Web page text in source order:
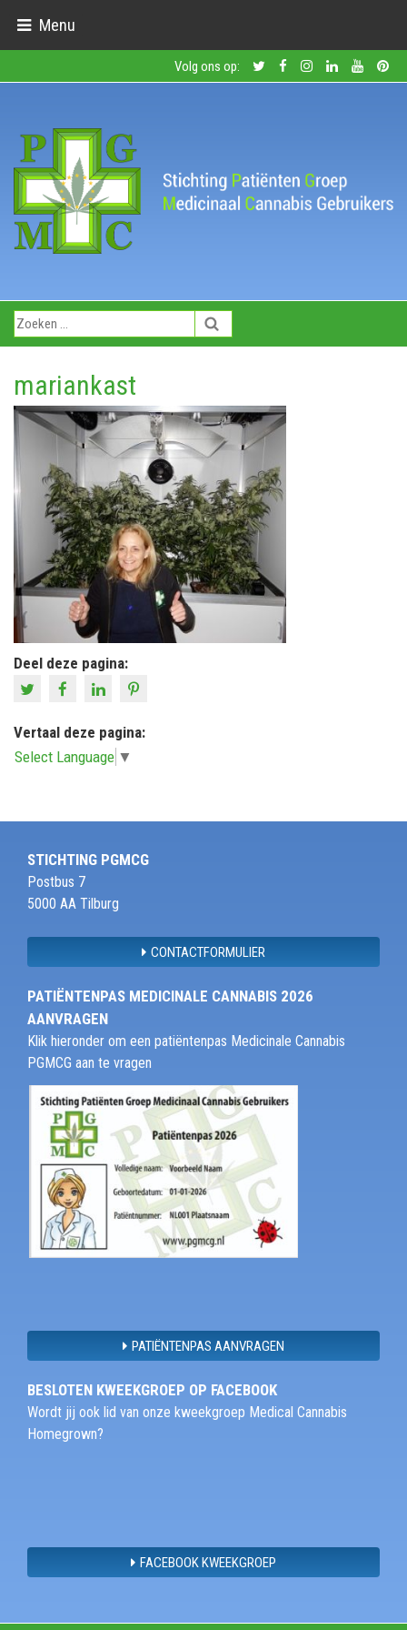
Menu
Volg ons op:
mariankast
Deel deze pagina:
Vertaal deze pagina:
Select Language ▼
STICHTING PGMCG
Postbus 7
5000 AA Tilburg
CONTACTFORMULIER
PATIËNTENPAS MEDICINALE CANNABIS 2026
AANVRAGEN
Klik hieronder om een patiëntenpas Medicinale Cannabis
PGMCG aan te vragen
PATIËNTENPAS AANVRAGEN
BESLOTEN KWEEKGROEP OP FACEBOOK
Wordt jij ook lid van onze kweekgroep Medical Cannabis
Homegrown?
FACEBOOK KWEEKGROEP